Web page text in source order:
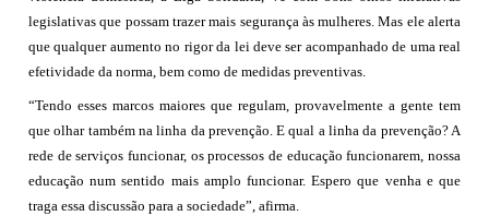
legislativas que possam trazer mais segurança às mulheres. Mas ele alerta
que qualquer aumento no rigor da lei deve ser acompanhado de uma real
efetividade da norma, bem como de medidas preventivas.
“Tendo esses marcos maiores que regulam, provavelmente a gente tem
que olhar também na linha da prevenção. E qual a linha da prevenção? A
rede de serviços funcionar, os processos de educação funcionarem, nossa
educação num sentido mais amplo funcionar. Espero que venha e que
traga essa discussão para a sociedade”, afirma.